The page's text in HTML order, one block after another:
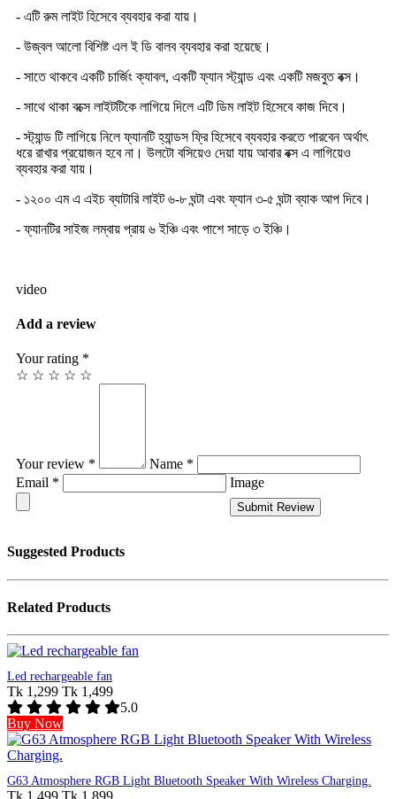
- এটি রুম লাইট হিসেবে ব্যবহার করা যায়।
- উজ্বল আলো বিশিষ্ট এল ই ডি বালব ব্যবহার করা হয়েছে।
- সাতে থাকবে একটি চার্জিং ক্যাবল, একটি ফ্যান স্ট্যান্ড এবং একটি মজবুত বক্স।
- সাথে থাকা বক্সে লাইটটিকে লাগিয়ে দিলে এটি ডিম লাইট হিসেবে কাজ দিবে।
- স্ট্যান্ড টি লাগিয়ে নিলে ফ্যানটি হ্যান্ডস ফ্রি হিসেবে ব্যবহার করতে পারবেন অর্থাৎ
ধরে রাখার প্রয়োজন হবে না। উলটো বসিয়েও দেয়া যায় আবার বক্স এ লাগিয়েও
ব্যবহার করা যায়।
- ১২০০ এম এ এইচ ব্যাটারি লাইট ৬-৮ ঘন্টা এবং ফ্যান ৩-৫ ঘন্টা ব্যাক আপ দিবে।
- ফ্যানটির সাইজ লম্বায় প্রায় ৬ ইঞ্চি এবং পাশে সাড়ে ৩ ইঞ্চি।
video
Add a review
Your rating *
☆ ☆ ☆ ☆ ☆
Your review *
Name *
Email *
Image
Submit Review
Suggested Products
Related Products
Led rechargeable fan
Tk 1,299 Tk 1,499
5.0
Buy Now
G63 Atmosphere RGB Light Bluetooth Speaker With Wireless Charging.